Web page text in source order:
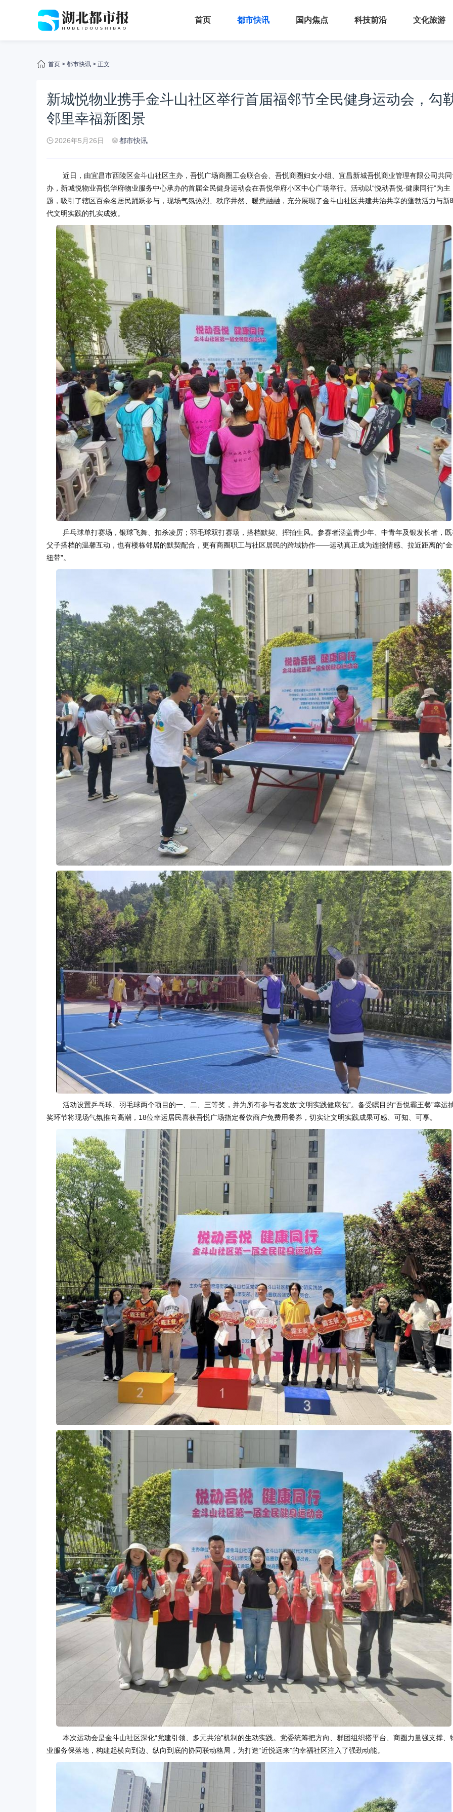
首页 都市快讯 国内焦点 科技前沿 文化旅游
首页 > 都市快讯 > 正文
新城悦物业携手金斗山社区举行首届福邻节全民健身运动会，勾
邻里幸福新图景
2026年5月26日 都市快讯
近日 ，由宜昌市西陵区金斗山社区主办，吾悦广场商圈工会联合会、吾悦商圈妇女小组、宜昌新城吾悦商业管理有限公司共
办， 新城悦物业吾悦华府物业服务中心承办的首届全民健身运动会在吾悦华府小区中心广场举行。活动以“悦动吾悦·健康同行”为主
题，吸引了辖区百余名居民踊跃参与，现场气氛热烈、秩序井然、暖意融融，充分展现了金斗山社区共建共治共享的蓬勃活力与新
代文明实践的扎实成效。
乒乓球单打赛场，银球飞舞、扣杀凌厉；羽毛球双打赛场，搭档默契、挥拍生风。参赛者涵盖青少年、中青年及银发长者，
父子搭档的温馨互动，也有楼栋邻居的默契配合，更有商圈职工与社区居民的跨域协作——运动真正成为连接情感、拉近距离的“
纽带”。
活动设置乒乓球、羽毛球两个项目的一、二、三等奖，并为所有参与者发放“文明实践健康包”。备受瞩目的“吾悦霸王餐”幸运
奖环节将现场气氛推向高潮，18位幸运居民喜获吾悦广场指定餐饮商户免费用餐券，切实让文明实践成果可感、可知、可享。
本次运动会是金斗山社区深化“党建引领、多元共治”机制的生动实践。党委统筹把方向、群团组织搭平台、商圈力量强支撑、
业服务保落地，构建起横向到边、纵向到底的协同联动格局，为打造“近悦远来”的幸福社区注入了强劲动能。